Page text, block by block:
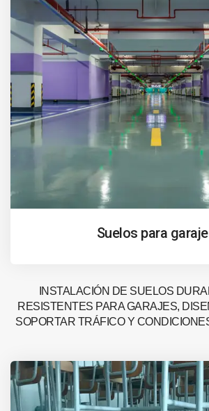
Suelos para
INSTALACIÓN DE SUELOS
RESISTENTES PARA GARAJES,
SOPORTAR TRÁFICO Y